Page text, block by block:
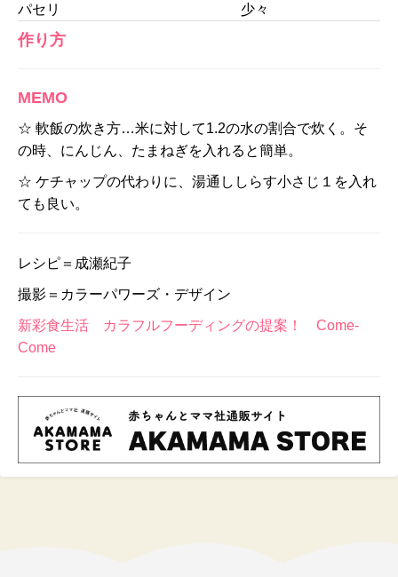
パセリ
少々
作り方
MEMO
☆ 軟飯の炊き方…米に対して1.2の水の割合で炊く。そ
の時、にんじん、たまねぎを入れると簡単。
☆ ケチャップの代わりに、湯通ししらす小さじ１を入れ
ても良い。
レシピ＝成瀬紀子
撮影＝カラーパワーズ・デザイン
新彩食生活 カラフルフーディングの提案！ Come-
Come